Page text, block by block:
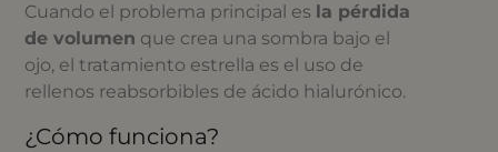
Cuando el problema principal es la pérdida
de volumen que crea una sombra bajo el
ojo, el tratamiento estrella es el uso de
rellenos reabsorbibles de ácido hialurónico.
¿Cómo funciona?